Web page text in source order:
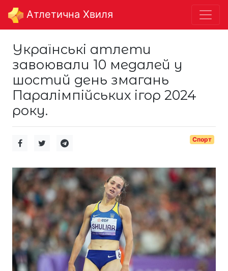
Aтлетична Хвиля
Українські атлети
завоювали 10 медалей у
шостий день змагань
Паралімпійських ігор 2024
року.
Спорт